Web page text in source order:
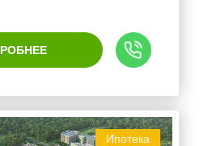
Ипотека